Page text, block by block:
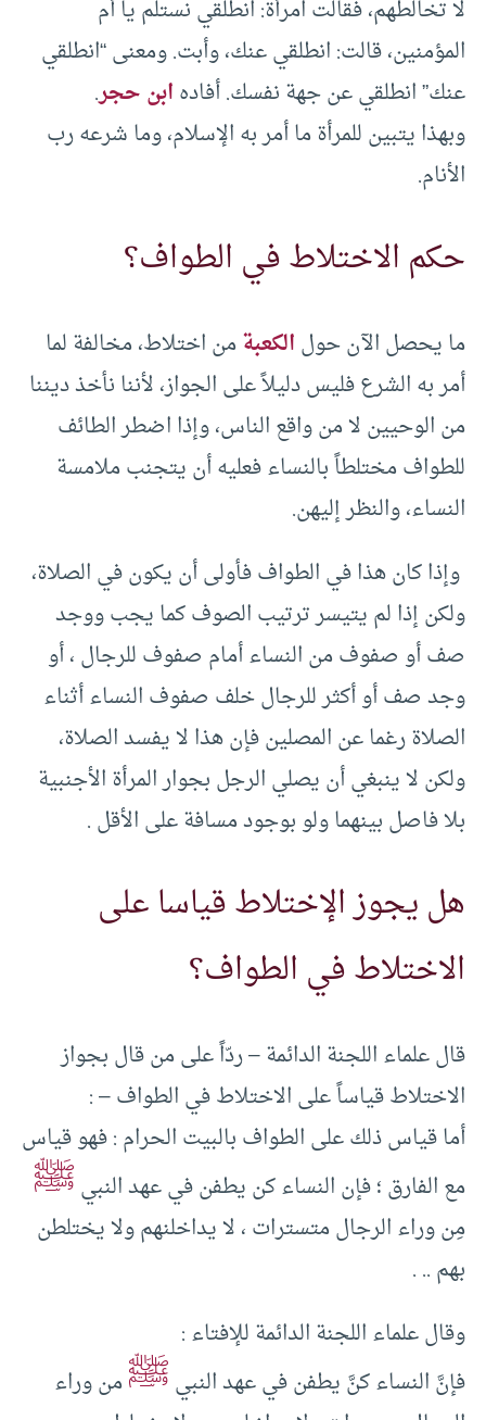
لا تخالطهم، فقالت امرأة: انطلقي نستلم يا أم
المؤمنين، قالت: انطلقي عنك، وأبت. ومعنى “انطلقي
عنك” انطلقي عن جهة نفسك. أفادهابن حجر.
وبهذا يتبين للمرأة ما أمر به الإسلام، وما شرعه رب
الأنام.
حكم الاختلاط في الطواف؟
ما يحصل الآن حولالكعبةمن اختلاط، مخالفة لما
أمر به الشرع فليس دليلاً على الجواز، لأننا نأخذ ديننا
من الوحيين لا من واقع الناس، وإذا اضطر الطائف
للطواف مختلطاً بالنساء فعليه أن يتجنب ملامسة
النساء، والنظر إليهن.
وإذا كان هذا في الطواف فأولى أن يكون في الصلاة،
ولكن إذا لم يتيسر ترتيب الصوف كما يجب ووجد
صف أو صفوف من النساء أمام صفوف للرجال ، أو
وجد صف أو أكثر للرجال خلف صفوف النساء أثناء
الصلاة رغما عن المصلين فإن هذا لا يفسد الصلاة،
ولكن لا ينبغي أن يصلي الرجل بجوار المرأة الأجنبية
بلا فاصل بينهما ولو بوجود مسافة على الأقل .
هل يجوز الإختلاط قياسا على
الاختلاط في الطواف؟
قال علماء اللجنة الدائمة – ردّاً على من قال بجواز
الاختلاط قياساً على الاختلاط في الطواف – :
أما قياس ذلك على الطواف بالبيت الحرام : فهو قياس
مع الفارق ؛ فإن النساء كن يطفن في عهد النبيﷺ
مِن وراء الرجال متسترات ، لا يداخلنهم ولا يختلطن
بهم .. .
وقال علماء اللجنة الدائمة للإفتاء :
فإنَّ النساء كنَّ يطفن في عهد النبيﷺمن وراء